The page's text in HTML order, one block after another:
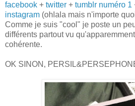
facebook + twitter + tumblr numéro 1
instagram (ohlala mais n'importe
Comme je suis "cool" je poste un
différents partout vu
cohérente.
OK SINON,